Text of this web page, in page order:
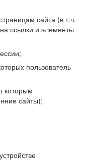
сайта (в т.ч.
ссылки и элементы
пользователь
которым
сайты);